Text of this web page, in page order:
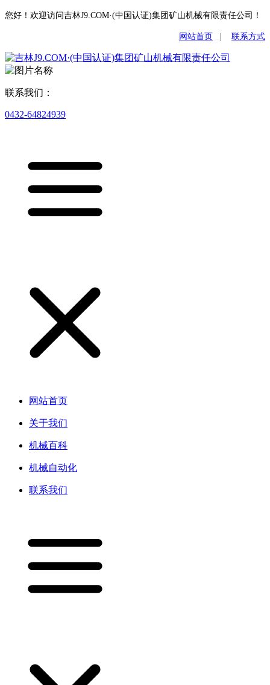
您好！欢迎访问吉林J9.COM·(中国认证)集团矿山机械有限责任公司！
网站首页 联系方式
联系我们：
0432-64824939
网站首页
关于我们
机械百科
机械自动化
联系我们